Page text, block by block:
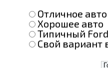
Отличное авто
Хорошее авто
Типичный Ford
Свой вариант